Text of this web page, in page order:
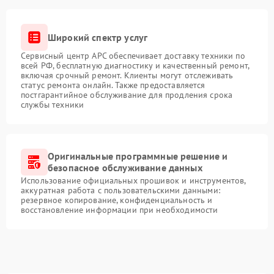
Широкий спектр услуг
Сервисный центр APC обеспечивает доставку техники по
всей РФ, бесплатную диагностику и качественный ремонт,
включая срочный ремонт. Клиенты могут отслеживать
статус ремонта онлайн. Также предоставляется
постгарантийное обслуживание для продления срока
службы техники
Оригинальные программные решение и
безопасное обслуживание данных
Использование официальных прошивок и инструментов,
аккуратная работа с пользовательскими данными:
резервное копирование, конфиденциальность и
восстановление информации при необходимости